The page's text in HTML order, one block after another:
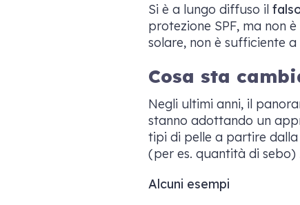
Si è a lungo diffuso il
protezione SPF, ma non
solare, non è sufficiente
Cosa sta
Negli ultimi anni, il
stanno adottando un
tipi di pelle a partire
(per es. quantità di sebo)
Alcuni esempi